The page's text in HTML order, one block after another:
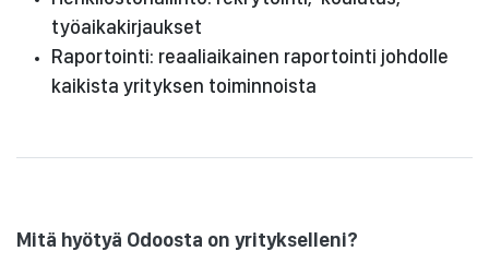
työaikakirjaukset
Raportointi: reaaliaikainen raportointi johdolle
kaikista yrityksen toiminnoista​
Mitä hyötyä Odoosta on yritykselleni?